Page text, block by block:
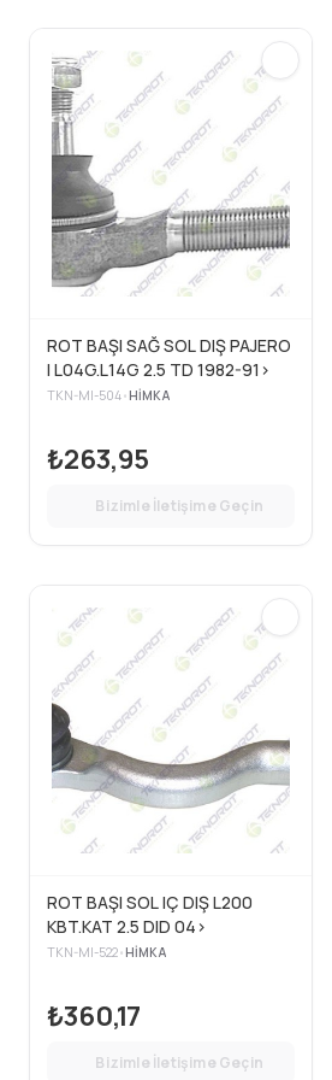
ROT BAŞI SAĞ SOL DIŞ PAJERO
I L04G.L14G 2.5 TD 1982-91>
TKN-MI-504• HIMKA
₺263,95
Bizimle İletişime Geçin
ROT BAŞI SOL IÇ DIŞ L200
KBT.KAT 2.5 DID 04>
TKN-MI-522• HIMKA
₺360,17
Bizimle İletişime Geçin